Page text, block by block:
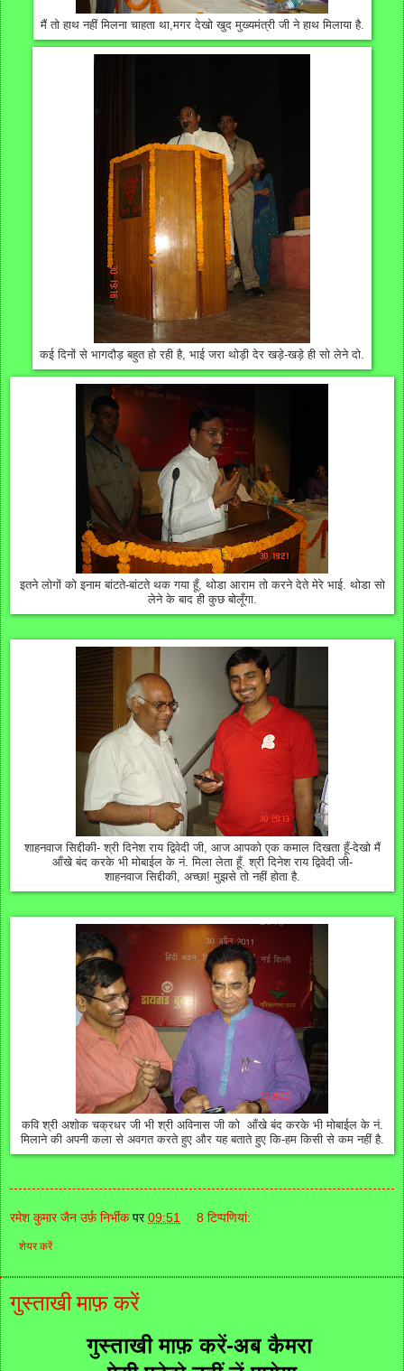
मैं तो हाथ नहीं मिलना चाहता था,मगर देखो खुद मुख्यमंत्री जी ने हाथ मिलाया है.
कई दिनों से भागदौड़ बहुत हो रही है, भाई जरा थोड़ी देर खड़े-खड़े ही सो लेने दो.
इतने लोगों को इनाम बांटते-बांटते थक गया हूँ, थोडा आराम तो करने देते मेरे भाई. थोडा सो
लेने के बाद ही कुछ बोलूँगा.
शाहनवाज सिद्दीकी- श्री दिनेश राय द्विवेदी जी, आज आपको एक कमाल दिखता हूँ-देखो मैं
आँखे बंद करके भी मोबाईल के नं. मिला लेता हूँ. श्री दिनेश राय द्विवेदी जी-
शाहनवाज सिद्दीकी, अच्छा! मुझसे तो नहीं होता है.
कवि श्री अशोक चक्रधर जी भी श्री अविनास जी को आँखे बंद करके भी मोबाईल के नं.
मिलाने की अपनी कला से अवगत करते हुए और यह बताते हुए कि-हम किसी से कम नहीं है.
रमेश कुमार जैन उर्फ़ निर्भीक पर09:51 8 टिप्‍पणियां:
शेयर करें
गुस्ताखी माफ़ करें
गुस्ताखी माफ़ करें-अब कैमरा